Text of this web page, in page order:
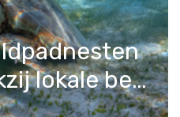
dan ooit dankzij lokale bewoners